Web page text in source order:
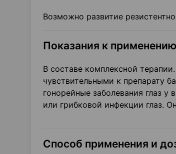
Возможно развитие
Показания к применению
В составе комплексной
чувствительными к препарату
гонорейные заболевания глаз
или грибковой инфекции глаз.
Способ применения и